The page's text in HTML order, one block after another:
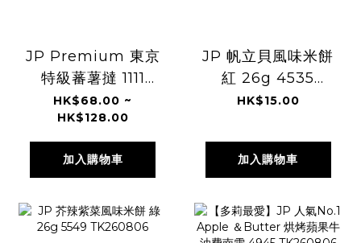
JP Premium 東京
特級蕃薯撻 1111
1128 TK260806
HK$68.00 ~
HK$128.00
加入購物車
JP 帆立貝風味米餅
紅 26g 4535
TK260806
HK$15.00
加入購物車